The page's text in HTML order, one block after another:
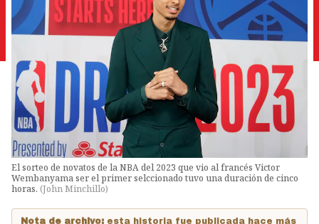
El sorteo de novatos de la NBA del 2023 que vio al francés Victor
Wembanyama ser el primer selccionado tuvo una duración de cinco
horas. (John Minchillo)
Nota de archivo: esta historia fue publicada hace más